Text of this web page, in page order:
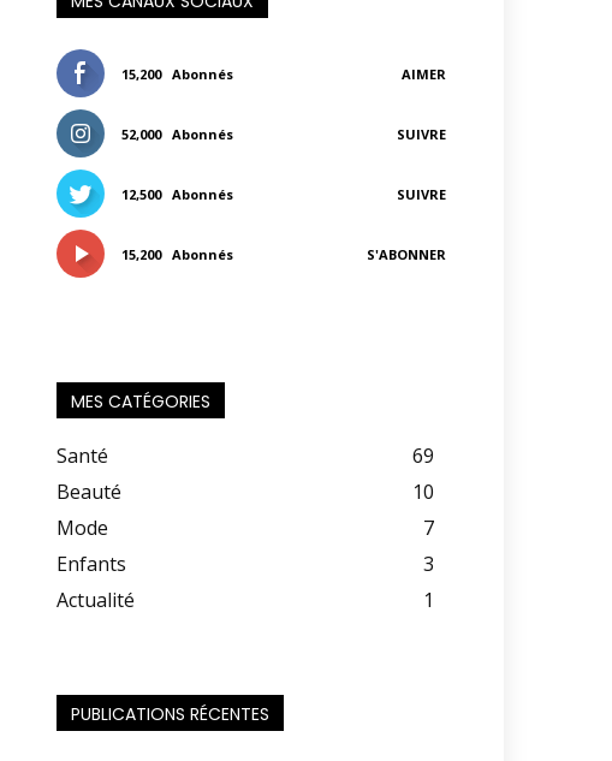
15,200 Abonnés AIMER
52,000 Abonnés SUIVRE
12,500 Abonnés SUIVRE
15,200 Abonnés S'ABONNER
MES CATÉGORIES
Santé
69
Beauté
10
Mode
7
Enfants
3
Actualité
1
PUBLICATIONS RÉCENTES